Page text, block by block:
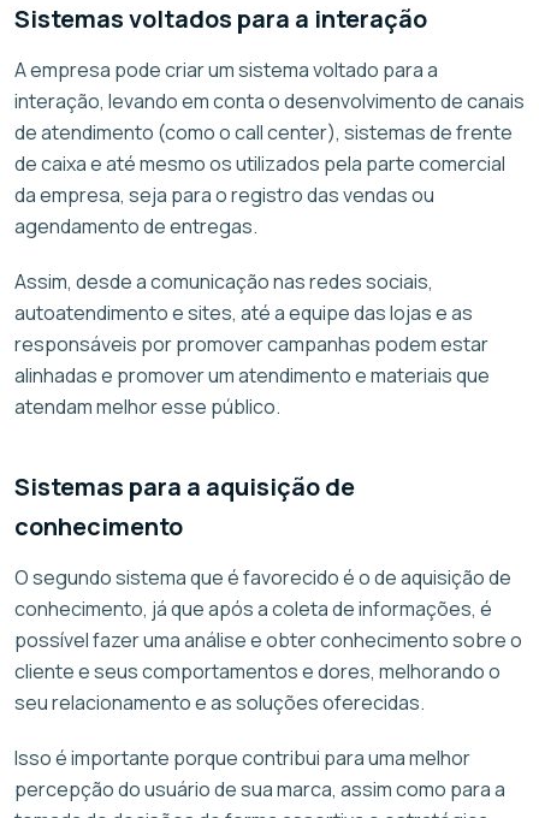
Sistemas voltados para a interação
A empresa pode criar um sistema voltado para a
interação, levando em conta o desenvolvimento de canais
de atendimento (como o call center), sistemas de frente
de caixa e até mesmo os utilizados pela parte comercial
da empresa, seja para o registro das vendas ou
agendamento de entregas.
Assim, desde a comunicação nas redes sociais,
autoatendimento e sites, até a equipe das lojas e as
responsáveis por promover campanhas podem estar
alinhadas e promover um atendimento e materiais que
atendam melhor esse público.
Sistemas para a aquisição de
conhecimento
O segundo sistema que é favorecido é o de aquisição de
conhecimento, já que após a coleta de informações, é
possível fazer uma análise e obter conhecimento sobre o
cliente e seus comportamentos e dores, melhorando o
seu relacionamento e as soluções oferecidas.
Isso é importante porque contribui para uma melhor
percepção do usuário de sua marca, assim como para a